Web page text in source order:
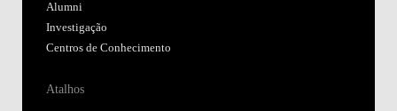
Alumni
Investigação
Centros de Conhecimento
Atalhos